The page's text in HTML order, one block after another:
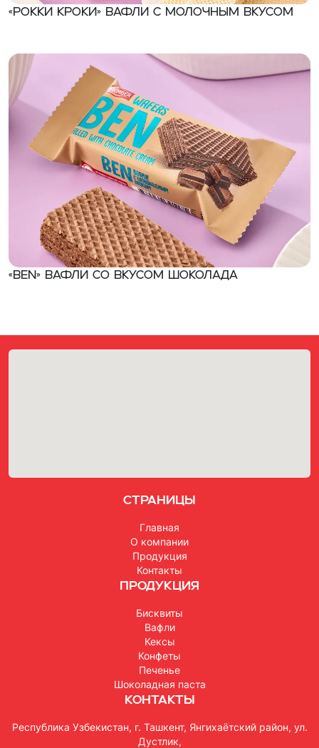
«Рокки Кроки» Вафли с молочным вкусом
«Ben» Вафли со вкусом шоколада
Страницы
Главная
О компании
Продукция
Контакты
Продукция
Бисквиты
Вафли
Кексы
Конфеты
Печенье
Шоколадная паста
Контакты
Республика Узбекистан, г. Ташкент, Янгихаётский район, ул.
Дустлик,